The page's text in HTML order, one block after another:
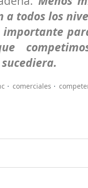
a todos los
comerciales